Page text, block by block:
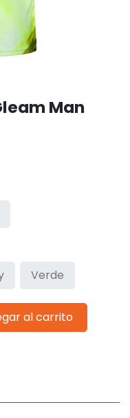
Man
Verde
al carrito